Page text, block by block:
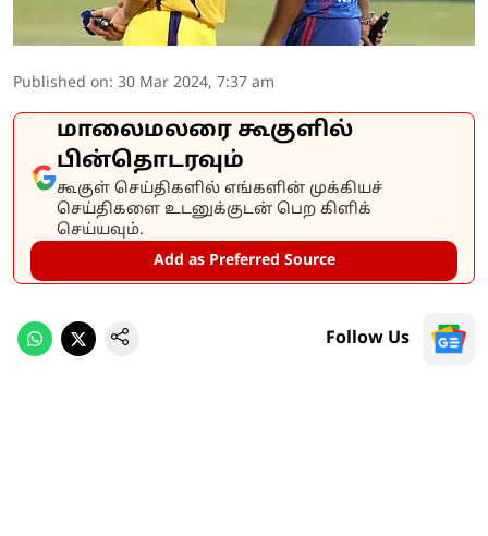
Published on: 30 Mar 2024, 7:37 am
மாலைமலரை கூகுளில்
பின்தொடரவும்
கூகுள் செய்திகளில் எங்களின் முக்கியச்
செய்திகளை உடனுக்குடன் பெற கிளிக்
செய்யவும்.
Add as Preferred Source
Follow Us